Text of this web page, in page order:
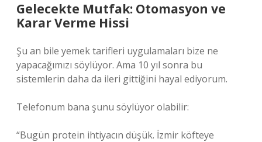
Gelecekte Mutfak: Otomasyon ve
Karar Verme Hissi
Şu an bile yemek tarifleri uygulamaları bize ne
yapacağımızı söylüyor. Ama 10 yıl sonra bu
sistemlerin daha da ileri gittiğini hayal ediyorum.
Telefonum bana şunu söylüyor olabilir:
“Bugün protein ihtiyacın düşük. İzmir köfteye